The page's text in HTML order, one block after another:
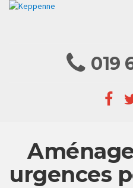
019
urgences